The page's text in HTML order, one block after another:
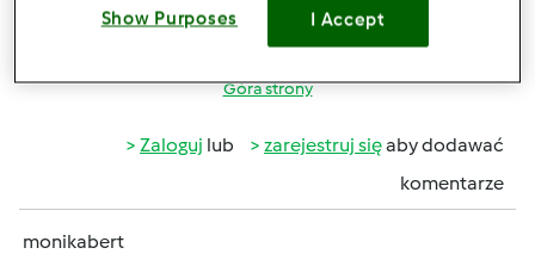
i przyjemniejsza. Pozdrawiam serdecznie.
Góra strony
Zaloguj lub zarejestruj sięaby dodawać
komentarze
monikabert
Show Purposes I Accept